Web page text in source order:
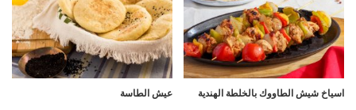
اسياخ شيش الطاووك بالخلطة الهندية عيش الطاسة